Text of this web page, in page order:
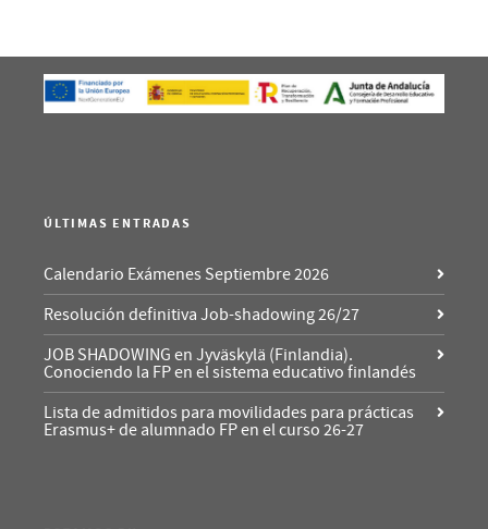
ÚLTIMAS ENTRADAS
Calendario Exámenes Septiembre 2026
Resolución definitiva Job-shadowing 26/27
JOB SHADOWING en Jyväskylä (Finlandia).
Conociendo la FP en el sistema educativo finlandés
Lista de admitidos para movilidades para prácticas
Erasmus+ de alumnado FP en el curso 26-27